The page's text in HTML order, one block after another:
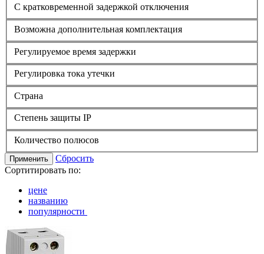
С кратковременной задержкой отключения
Возможна дополнительная комплектация
Регулируемое время задержки
Регулировка тока утечки
Страна
Степень защиты IP
Количество полюсов
Применить
Сбросить
Сортитировать по:
цене
названию
популярности